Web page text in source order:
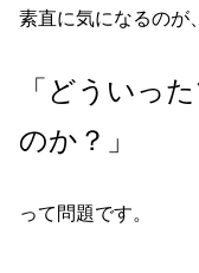
素直に気になるのが、
「どういっ
のか？」
って問題です。